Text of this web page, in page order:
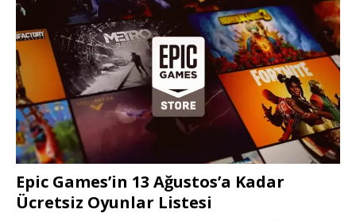
Epic Games’in 13 Ağustos’a Kadar
Ücretsiz Oyunlar Listesi